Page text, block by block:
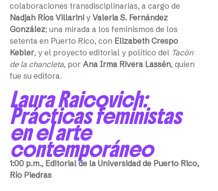
colaboraciones transdisciplinarias, a cargo de
Nadjah Ríos Villarini y Valeria S. Fernández
González; una mirada a los feminismos de los
setenta en Puerto Rico, con Elizabeth Crespo
Kebler, y el proyecto editorial y político del Tacón
de la chancleta, por Ana Irma Rivera Lassén, quien
fue su editora.
Laura Raicovich:
Prácticas feministas
en el arte
contemporáneo
1:00 p.m., Editorial de la Universidad de Puerto Rico,
Río Piedras